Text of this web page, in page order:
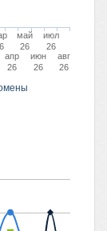
апр
26
май
26
июн
26
июл
26
авг
26